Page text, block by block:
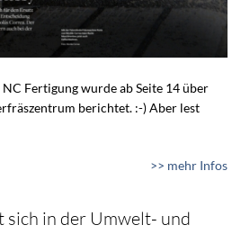
Fertigung wurde ab Seite 14 über
berichtet. :-) Aber lest
>> mehr Infos
sich in der Umwelt- und